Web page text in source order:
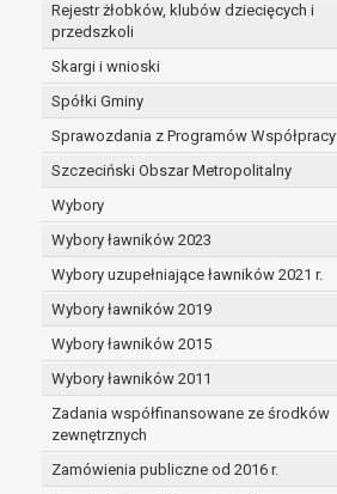
Rejestr żłobków, klubów dziecięcych i
przedszkoli
Skargi i wnioski
Spółki Gminy
Sprawozdania z Programów Współpracy
Szczeciński Obszar Metropolitalny
Wybory
Wybory ławników 2023
Wybory uzupełniające ławników 2021 r.
Wybory ławników 2019
Wybory ławników 2015
Wybory ławników 2011
Zadania współfinansowane ze środków
zewnętrznych
Zamówienia publiczne od 2016 r.